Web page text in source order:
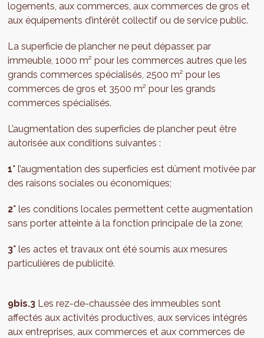
logements, aux commerces, aux commerces de gros et
aux équipements d’intérêt collectif ou de service public.
La superficie de plancher ne peut dépasser, par
immeuble, 1000 m² pour les commerces autres que les
grands commerces spécialisés, 2500 m² pour les
commerces de gros et 3500 m² pour les grands
commerces spécialisés.
L’augmentation des superficies de plancher peut être
autorisée aux conditions suivantes :
1°l’augmentation des superficies est dûment motivée par
des raisons sociales ou économiques;
2°les conditions locales permettent cette augmentation
sans porter atteinte à la fonction principale de la zone;
3°les actes et travaux ont été soumis aux mesures
particulières de publicité.
9bis.3 Les rez-de-chaussée des immeubles sont
affectés aux activités productives, aux services intégrés
aux entreprises, aux commerces et aux commerces de